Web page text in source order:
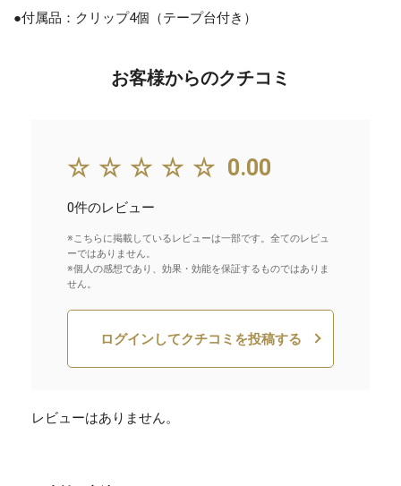
●付属品：クリップ4個（テープ台付き）
お客様からのクチコミ
☆☆☆☆☆ 0.00
0件のレビュー
※こちらに掲載しているレビューは一部です。全てのレビュ
ーではありません。
※個人の感想であり、効果・効能を保証するものではありま
せん。
ログインしてクチコミを投稿する
レビューはありません。